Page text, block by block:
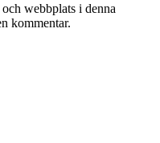
webbplats i denna
kommentar.